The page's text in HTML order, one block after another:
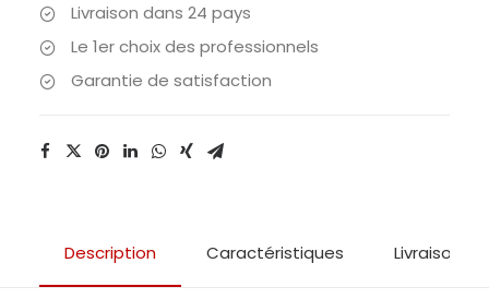
250
Livraison dans 24 pays
Le 1er choix des professionnels
Garantie de satisfaction
Description Caractéristiques Livraison &